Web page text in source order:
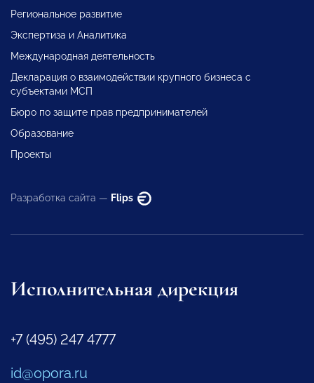
Региональное развитие
Экспертиза и Аналитика
Международная деятельность
Декларация о взаимодействии крупного бизнеса с
субъектами МСП
Бюро по защите прав предпринимателей
Образование
Проекты
Разработка сайта — Flips
Исполнительная дирекция
+7 (495) 247 4777
id@opora.ru